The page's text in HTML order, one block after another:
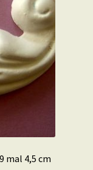
mal 4,5 cm